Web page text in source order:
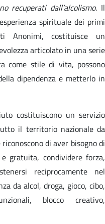
recuperati dall’alcolismo. Il
spirituale dei primi
Anonimi, costituisce un
articolato in una serie
come stile di vita, possono
dipendenza e metterlo in
costituiscono un servizio
il territorio nazionale da
di aver bisogno di
gratuita, condividere forza,
reciprocamente nel
da alcol, droga, gioco, cibo,
blocco creativo,